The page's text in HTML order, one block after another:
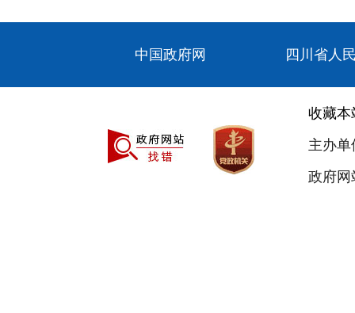
中国政府网 四川省人
收藏本
主办
政府网